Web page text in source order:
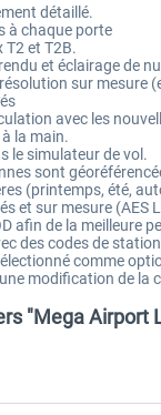
détaillé.
à chaque porte
et T2B.
et éclairage de
sur mesure
avec les
la main.
le simulateur de vol.
sont
(printemps, été,
et sur mesure (AES
afin de la meilleure
des codes de
comme
modification de la
"Mega Airport